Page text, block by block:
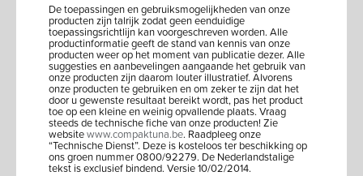
De toepassingen en gebruiksmogelijkheden van onze
producten zijn talrijk zodat geen eenduidige
toepassingsrichtlijn kan voorgeschreven worden. Alle
productinformatie geeft de stand van kennis van onze
producten weer op het moment van publicatie dezer. Alle
suggesties en aanbevelingen aangaande het gebruik van
onze producten zijn daarom louter illustratief. Alvorens
onze producten te gebruiken en om zeker te zijn dat het
door u gewenste resultaat bereikt wordt, pas het product
toe op een kleine en weinig opvallende plaats. Vraag
steeds de technische fiche van onze producten! Zie
websitewww.compaktuna.be. Raadpleeg onze
“Technische Dienst”. Deze is kosteloos ter beschikking op
ons groen nummer 0800/92279. De Nederlandstalige
tekst is exclusief bindend. Versie 10/02/2014.